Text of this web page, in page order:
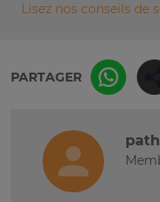
Lisez nos conseils de
PARTAGER